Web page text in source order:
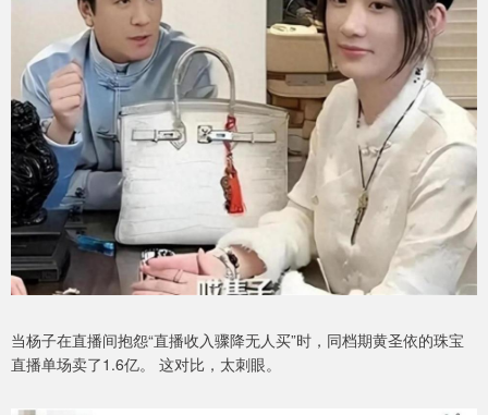
当杨子在直播间抱怨“直播收入骤降无人买”时，同档期黄圣依的珠宝
直播单场卖了1.6亿。 这对比，太刺眼。